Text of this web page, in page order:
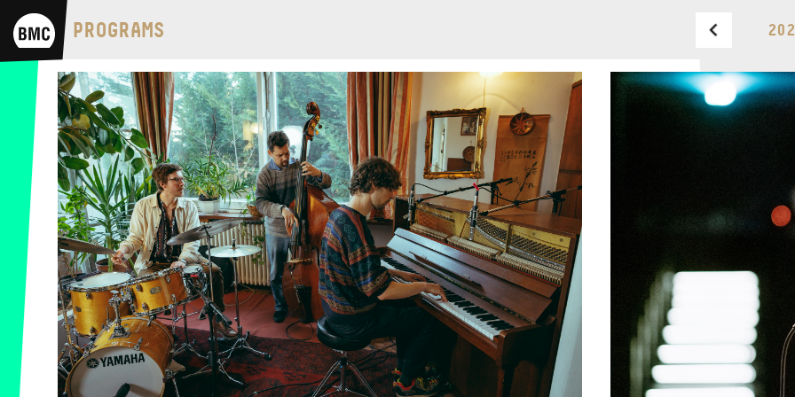
PHONE
FAX
EMAIL
info@bmc.hu
TICKET OFFICE
OPENING HOURS
MONDAY
09:00-18:00
09:00-20:00
SATURDAY10:00-22:00
before the performance
BMC RECORDS
MUSIC INFORMATION CENTER
BMC INTERNATIONAL CIMBALOM
COMPETITION 2019
PROGRAMS